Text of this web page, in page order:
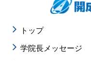
トップ
学院長メッセージ